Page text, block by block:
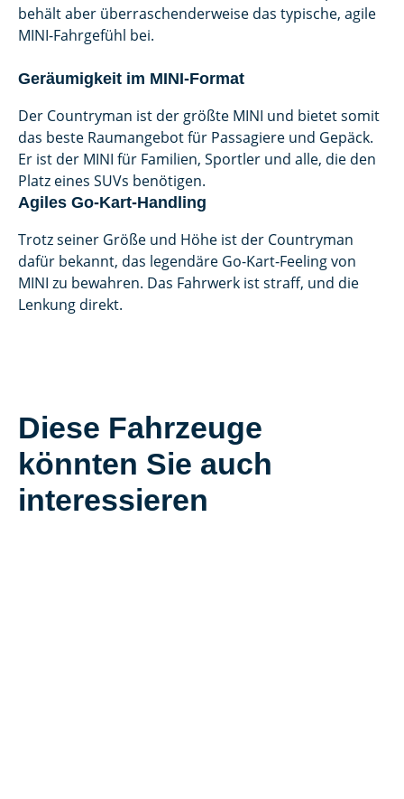
behält aber überraschenderweise das typische, agile
MINI-Fahrgefühl bei.
Geräumigkeit im MINI-Format
Der Countryman ist der größte MINI und bietet somit
das beste Raumangebot für Passagiere und Gepäck.
Er ist der MINI für Familien, Sportler und alle, die den
Platz eines SUVs benötigen.
Agiles Go-Kart-Handling
Trotz seiner Größe und Höhe ist der Countryman
dafür bekannt, das legendäre Go-Kart-Feeling von
MINI zu bewahren. Das Fahrwerk ist straff, und die
Lenkung direkt.
Diese Fahrzeuge
könnten Sie auch
interessieren